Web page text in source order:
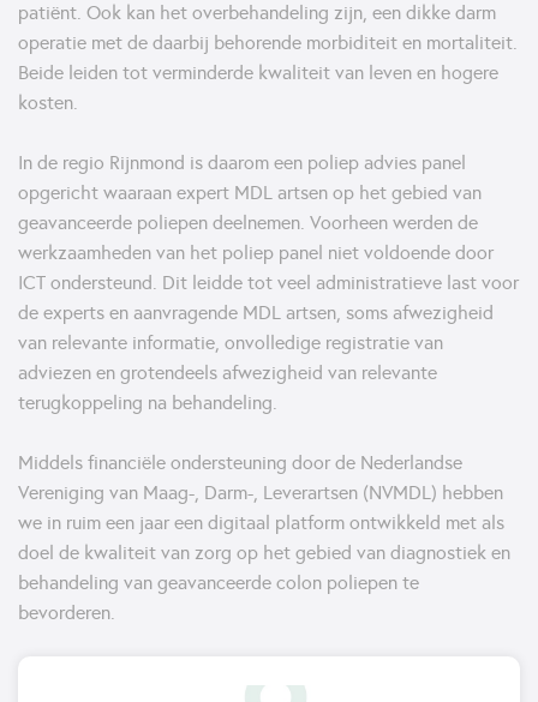
patiënt. Ook kan het overbehandeling zijn, een dikke darm
operatie met de daarbij behorende morbiditeit en mortaliteit.
Beide leiden tot verminderde kwaliteit van leven en hogere
kosten.
In de regio Rijnmond is daarom een poliep advies panel
opgericht waaraan expert MDL artsen op het gebied van
geavanceerde poliepen deelnemen. Voorheen werden de
werkzaamheden van het poliep panel niet voldoende door
ICT ondersteund. Dit leidde tot veel administratieve last voor
de experts en aanvragende MDL artsen, soms afwezigheid
van relevante informatie, onvolledige registratie van
adviezen en grotendeels afwezigheid van relevante
terugkoppeling na behandeling.
Middels financiële ondersteuning door de Nederlandse
Vereniging van Maag-, Darm-, Leverartsen (NVMDL) hebben
we in ruim een jaar een digitaal platform ontwikkeld met als
doel de kwaliteit van zorg op het gebied van diagnostiek en
behandeling van geavanceerde colon poliepen te
bevorderen.